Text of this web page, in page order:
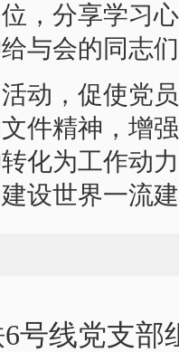
，分享学习
给与会的同
动，促使党
件精神，增
化为工作动
设世界一流
号线党支部